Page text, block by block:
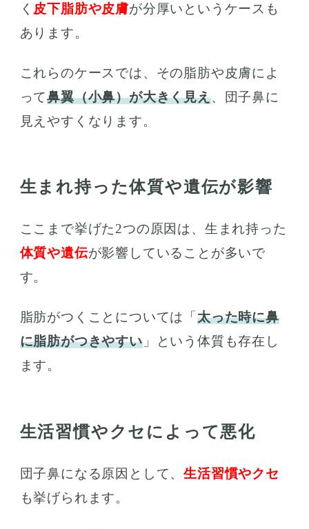
く 皮下脂肪や皮膚が分厚いというケースも
あります。
これらのケースでは、その脂肪や皮膚によ
って鼻翼（小鼻）が大きく見え、団子鼻に
見えやすくなります。
生まれ持った体質や遺伝が影響
ここまで挙げた2つの原因は、生まれ持った
体質や遺伝が影響していることが多いで
す。
脂肪がつくことについては「太った時に鼻
に脂肪がつきやすい」という体質も存在し
ます。
生活習慣やクセによって悪化
団子鼻になる原因として、生活習慣やクセ
も挙げられます。